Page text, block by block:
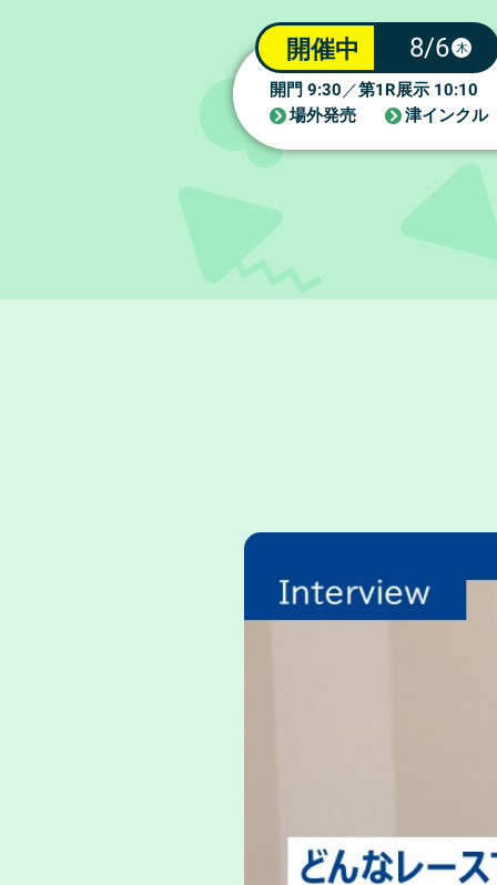
開催中 8/6 木
開門 9:30 ／第1R展示 10:10
場外発売 津インクル